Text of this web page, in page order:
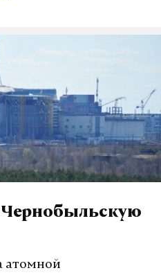
Чернобыльскую
атомной